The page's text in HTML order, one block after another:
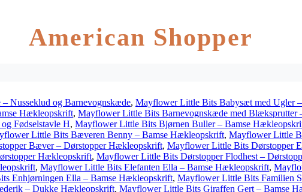
American Shopper
Nusseklud og Barnevognskæde, Mayflower Little Bits Babysæt med Ugler
Hækleopskrift, Mayflower Little Bits Barnevognskæde med Blæksprutter
Fødselstavle H, Mayflower Little Bits Bjørnen Buller – Bamse
Little Bits Bæveren Benny – Bamse Hækleopskrift, Mayflower Little
Bæver – Dørstopper Hækleopskrift, Mayflower Little Bits Dørstopper
Hækleopskrift, Mayflower Little Bits Dørstopper Flodhest –
, Mayflower Little Bits Elefanten Ella – Bamse Hækleopskrift,
Enhjørningen Ella – Bamse Hækleopskrift, Mayflower Little Bits Familien
– Dukke Hækleopskrift, Mayflower Little Bits Giraffen Gert – Bamse